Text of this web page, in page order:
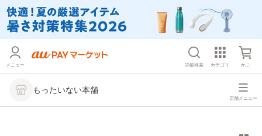
メニュー 詳細検索 カテゴリ かご
もったいない本舗
店舗メニュー